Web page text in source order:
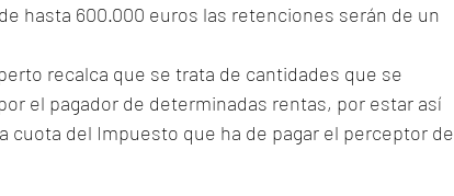
hasta 600.000 euros las retenciones serán de un
recalca que se trata de cantidades que se
el pagador de determinadas rentas, por estar así
cuota del Impuesto que ha de pagar el perceptor de